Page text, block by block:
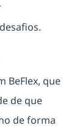
BeFlex, que
de que
de forma